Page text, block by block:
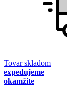
Tovar skladom
expedujeme
okamžite